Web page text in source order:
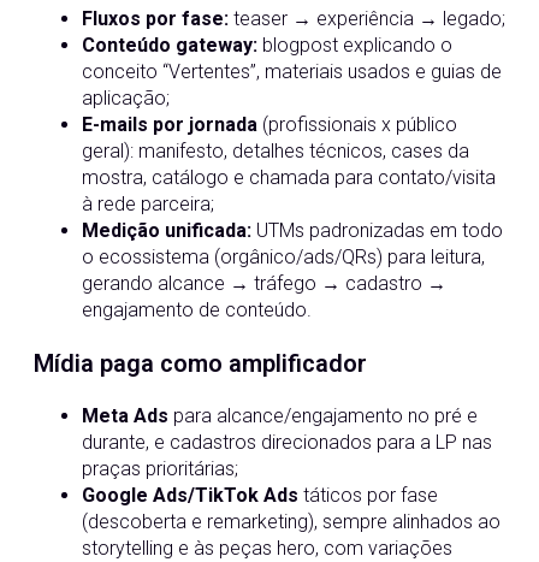
Fluxos por fase: teaser → experiência → legado;
Conteúdo gateway: blogpost explicando o
conceito “Vertentes”, materiais usados e guias de
aplicação;
E-mails por jornada (profissionais x público
geral): manifesto, detalhes técnicos, cases da
mostra, catálogo e chamada para contato/visita
à rede parceira;
Medição unificada: UTMs padronizadas em todo
o ecossistema (orgânico/ads/QRs) para leitura,
gerando alcance → tráfego → cadastro →
engajamento de conteúdo.
Mídia paga como amplificador
Meta Ads para alcance/engajamento no pré e
durante, e cadastros direcionados para a LP nas
praças prioritárias;
Google Ads/TikTok Ads táticos por fase
(descoberta e remarketing), sempre alinhados ao
storytelling e às peças hero, com variações